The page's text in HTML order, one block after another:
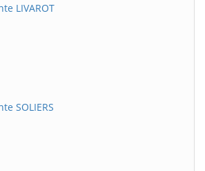
LIVAROT
SOLIERS